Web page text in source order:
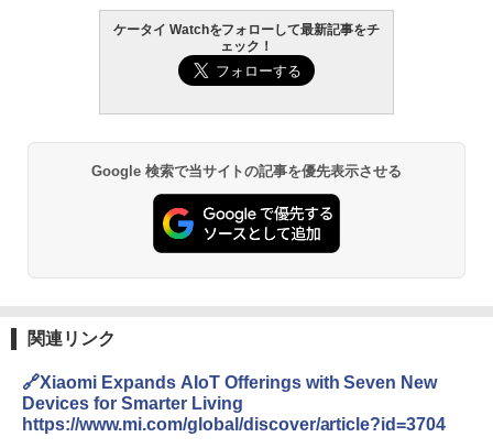
ケータイ Watchをフォローして最新記事をチ
ェック！
Google 検索で当サイトの記事を優先表示させる
関連リンク
🔗Xiaomi Expands AIoT Offerings with Seven New
Devices for Smarter Living
https://www.mi.com/global/discover/article?id=3704